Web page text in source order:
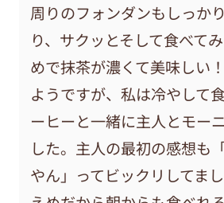
周りのフォンダンもしっか
り、サクッとそして食べて
めで抹茶が濃くて美味しい
ようですが、私は冷やして
ーヒーと一緒に主人とモー
した。主人の最初の感想も
やん」ってビックリしてま